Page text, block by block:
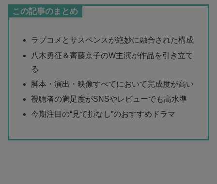
この記事のまとめ
ラブコメとサスペンスが絶妙に融合された構成
八木勇征＆齊藤京子のW主演が作品を引き立て
る
脚本・演出・映像すべてにおいて完成度が高い
視聴者の満足度がSNSやレビューでも高水準
今期注目の“見て損なし”のおすすめドラマ